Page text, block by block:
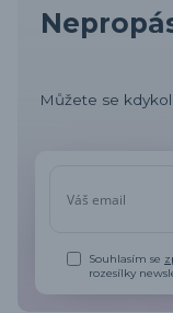
Můžete se
Souhlasím se
rozesílky